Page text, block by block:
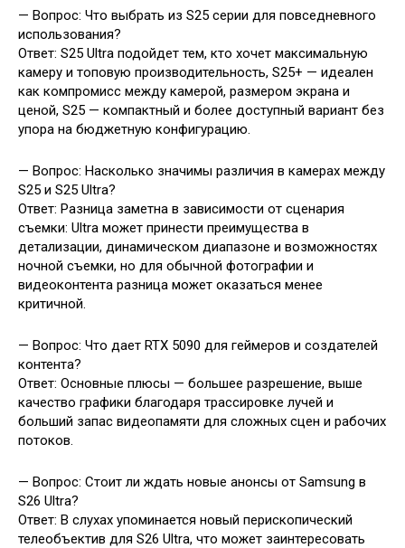
— Вопрос: Что выбрать из S25 серии для повседневного
использования?
Ответ: S25 Ultra подойдет тем, кто хочет максимальную
камеру и топовую производительность, S25+ — идеален
как компромисс между камерой, размером экрана и
ценой, S25 — компактный и более доступный вариант без
упора на бюджетную конфигурацию.
— Вопрос: Насколько значимы различия в камерах между
S25 и S25 Ultra?
Ответ: Разница заметна в зависимости от сценария
съемки: Ultra может принести преимущества в
детализации, динамическом диапазоне и возможностях
ночной съемки, но для обычной фотографии и
видеоконтента разница может оказаться менее
критичной.
— Вопрос: Что дает RTX 5090 для геймеров и создателей
контента?
Ответ: Основные плюсы — большее разрешение, выше
качество графики благодаря трассировке лучей и
больший запас видеопамяти для сложных сцен и рабочих
потоков.
— Вопрос: Стоит ли ждать новые анонсы от Samsung в
S26 Ultra?
Ответ: В слухах упоминается новый перископический
телеобъектив для S26 Ultra, что может заинтересовать